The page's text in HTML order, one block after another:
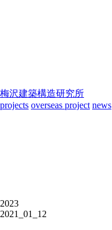
梅沢建築構造研究所
projects overseas project news
2023
2021_01_12